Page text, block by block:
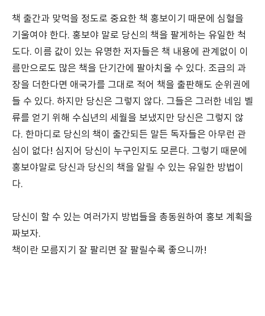
책 출간과 맞먹을 정도로 중요한 책 홍보이기 때문에 심혈을
기울여야 한다. 홍보야 말로 당신의 책을 팔게하는 유일한 척
도다. 이름 값이 있는 유명한 저자들은 책 내용에 관계없이 이
름만으로도 많은 책을 단기간에 팔아치울 수 있다. 조금의 과
장을 더한다면 애국가를 그대로 적어 책을 출판해도 순위권에
들 수 있다. 하지만 당신은 그렇지 않다. 그들은 그러한 네임 벨
류를 얻기 위해 수십년의 세월을 보냈지만 당신은 그렇지 않
다. 한마디로 당신의 책이 출간되든 말든 독자들은 아무런 관
심이 없다! 심지어 당신이 누구인지도 모른다. 그렇기 때문에
홍보야말로 당신과 당신의 책을 알릴 수 있는 유일한 방법이
다.
당신이 할 수 있는 여러가지 방법들을 총동원하여 홍보 계획을
짜보자.
책이란 모름지기 잘 팔리면 잘 팔릴수록 좋으니까!